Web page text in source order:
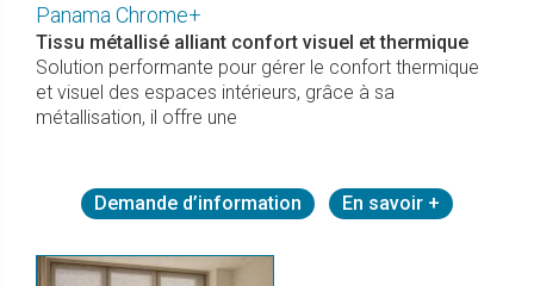
Panama Chrome+
Tissu métallisé alliant confort visuel et thermique
Solution performante pour gérer le confort thermique
et visuel des espaces intérieurs, grâce à sa
métallisation, il offre une
Demande d’information En savoir +